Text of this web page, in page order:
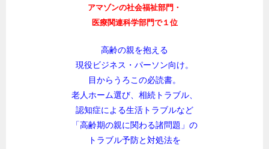
アマゾンの社会福祉部門・
医療関連科学部門で１位
高齢の親を抱える
現役ビジネス・パーソン向け。
目からうろこの必読書。
老人ホーム選び、相続トラブル、
認知症による生活トラブルなど
「高齢期の親に関わる諸問題」の
トラブル予防と対処法を